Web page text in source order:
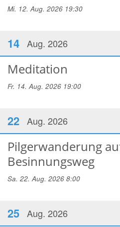
Mi. 12. Aug. 2026 19:30
14 Aug. 2026
Meditation
Fr. 14. Aug. 2026 19:00
22 Aug. 2026
Pilgerwanderung
Besinnungsweg
Sa. 22. Aug. 2026 8:00
25 Aug. 2026